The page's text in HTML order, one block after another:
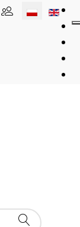
Wybierz swój